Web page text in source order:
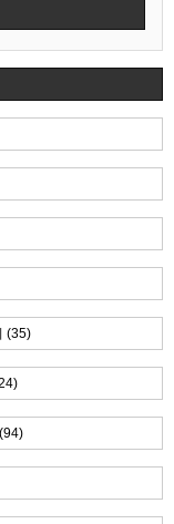
(35)